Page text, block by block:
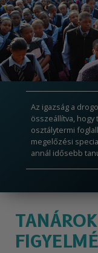
Az igazság a
összeállítva,
osztálytermi
megelőzési
annál idősebb